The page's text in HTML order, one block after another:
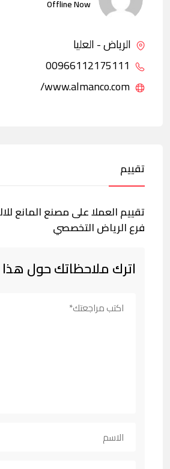
Offline Now
الرياض - العليا
تقييم
تقييم العملا على مصنع المانع
فرع الرياض التخصصي
اترك ملاحظاتك حول